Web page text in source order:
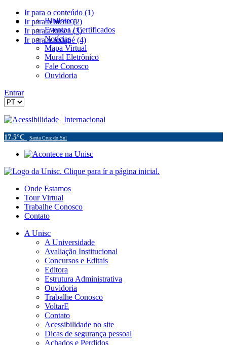
Ir para o conteúdo (1)
Ir para o menu (2)
Ir para a busca (3)
Ir para o rodapé (4)
Biblioteca
Eventos / Certificados
Notícias
Mapa Virtual
Mural Eletrônico
Fale Conosco
Ouvidoria
Entrar
Acessibilidade Internacional
17.5°C Santa Cruz do Sul
Onde Estamos
Tour Virtual
Trabalhe Conosco
Contato
A Unisc
A Universidade
Avaliação Institucional
Concursos e Editais
Editora
Estrutura Administrativa
Ouvidoria
Trabalhe Conosco
VoltarE
Contato
Acessibilidade no site
Dicas de segurança pessoal
Achados e Perdidos